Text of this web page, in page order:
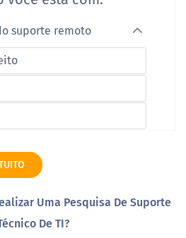
Uma Pesquisa De Suporte
De TI?